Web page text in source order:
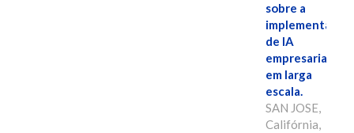
sobre a
implementação
de IA
empresarial
em larga
escala.
SAN JOSE,
Califórnia,